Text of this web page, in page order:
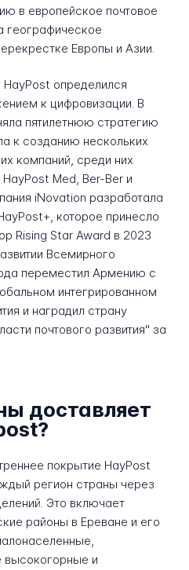
в европейское почтовое
географическое
Европы и Азии.
HayPost определился
к цифровизации. В
пятилетнюю стратегию
к созданию нескольких
компаний, среди них
Med, Ber-Ber и
iNovation разработала
которое принесло
Rising Star Award в 2023
Всемирного
переместил Армению с
интегрированном
и наградил страну
почтового развития" за
доставляет
покрытие HayPost
регион страны через
Это включает
районы в Ереване и его
и